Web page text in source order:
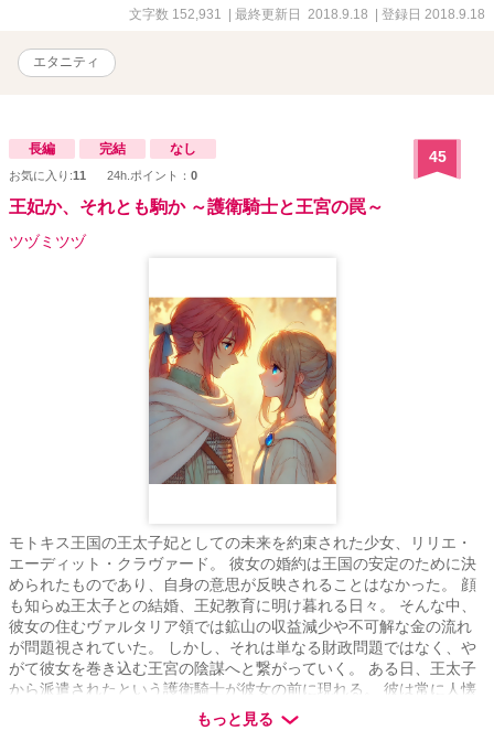
文字数 152,931 | 最終更新日 2018.9.18 | 登録日 2018.9.18
エタニティ
長編 完結 なし
お気に入り:11 24h.ポイント： 0
45
王妃か、それとも駒か ～護衛騎士と王宮の罠～
ツヅミツヅ
モトキス王国の王太子妃としての未来を約束された少女、リリエ・
エーディット・クラヴァード。 彼女の婚約は王国の安定のために決
められたものであり、自身の意思が反映されることはなかった。 顔
も知らぬ王太子との結婚、王妃教育に明け暮れる日々。 そんな中、
彼女の住むヴァルタリア領では鉱山の収益減少や不可解な金の流れ
が問題視されていた。 しかし、それは単なる財政問題ではなく、や
がて彼女を巻き込む王宮の陰謀へと繋がっていく。 ある日、王太子
から派遣されたという護衛騎士が彼女の前に現れる。 彼は常に人懐
こい笑顔を浮かべ、誰にでも気さくに接する少年だった。 端麗な容
姿と柔和な態度で、城内の者たちに自然と受け入れられていく。 リ
もっと見る